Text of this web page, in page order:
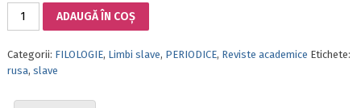
Cantitate
I
–
ADAUGĂ ÎN COȘ
Categorii: FILOLOGIE, Limbi slave, PERIODICE, Reviste academice Etichete:
rusa, slave